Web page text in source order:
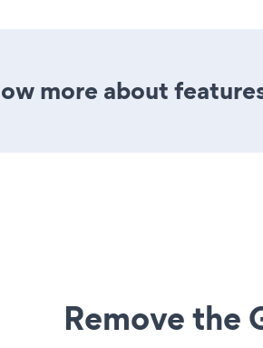
more about
Remove the